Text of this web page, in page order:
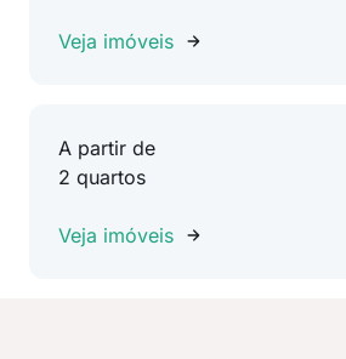
Veja imóveis
A partir de
2 quartos
Veja imóveis